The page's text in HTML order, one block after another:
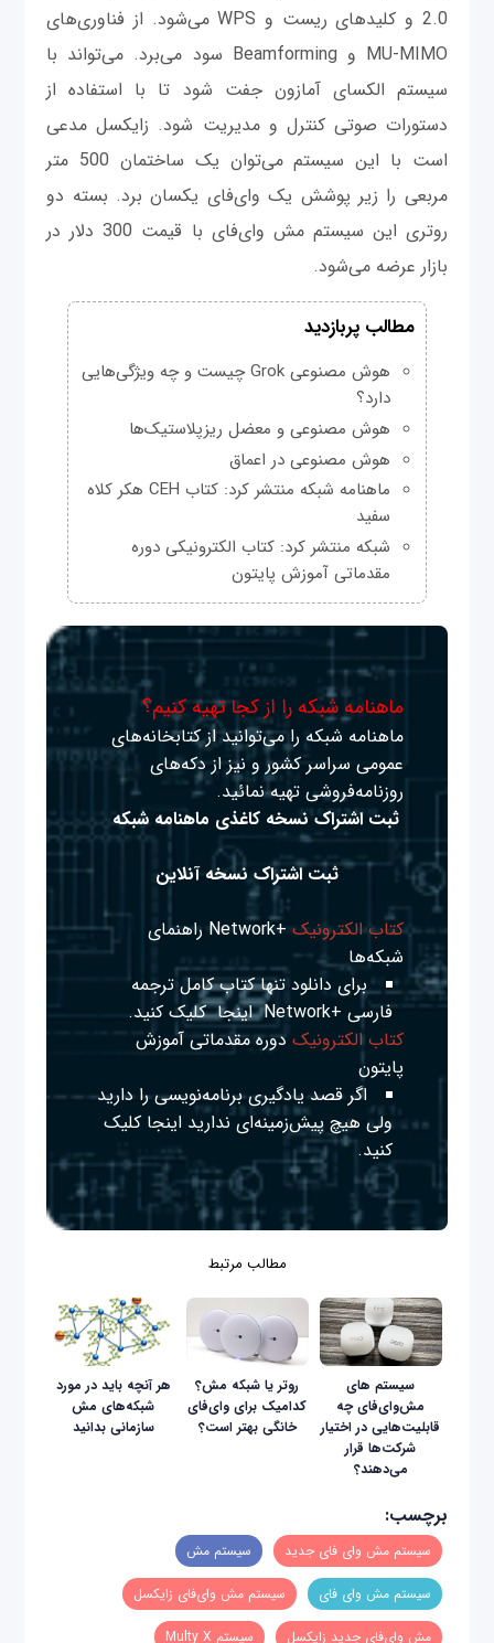
2.0 و کلیدهای ریست و WPS می‌شود. از فناوری‌های
MU-MIMO و Beamforming سود می‌برد. می‌تواند با
سیستم الکسای آمازون جفت شود تا با استفاده از
دستورات صوتی کنترل و مدیریت شود. زایکسل مدعی
است با این سیستم می‌توان یک ساختمان 500 متر
مربعی را زیر پوشش یک وای‌فای یکسان برد. بسته دو
روتری این سیستم مش وای‌فای با قیمت 300 دلار در
بازار عرضه می‌شود.
مطالب پربازدید
هوش مصنوعی Grok چیست و چه ویژگی‌هایی
دارد؟
هوش مصنوعی و معضل ریزپلاستیک‌ها
هوش مصنوعی در اعماق
ماهنامه شبکه منتشر کرد: کتاب CEH هکر کلاه
سفید
شبکه منتشر کرد: کتاب الکترونیکی دوره
مقدماتی آموزش پایتون
ماهنامه شبکه را از کجا تهیه کنیم؟
ماهنامه شبکه را می‌توانید از کتابخانه‌های
عمومی سراسر کشور و نیز از دکه‌های
روزنامه‌فروشی تهیه نمائید.
ثبت اشتراک نسخه کاغذی ماهنامه شبکه
ثبت اشتراک نسخه آنلاین
کتاب الکترونیک
+Network راهنمای
شبکه‌ها
برای دانلود تنها کتاب کامل ترجمه
فارسی +Network
اینجا کلیک کنید.
کتاب الکترونیک دوره مقدماتی آموزش
پایتون
اگر قصد یادگیری برنامه‌نویسی را دارید
ولی هیچ پیش‌زمینه‌ای نداریداینجا کلیک
کنید.
مطالب مرتبط
سیستم ‌های
مش‌وای‌فای چه
قابلیت‌هایی در اختیار
شرکت‌ها قرار
می‌دهند؟
روتر یا شبکه مش؟
کدامیک برای وای‌فای
خانگی بهتر است؟
هر آنچه باید در مورد
شبکه‌های مش
سازمانی بدانید
برچسب:
سیستم مش وای‌ فای جدید سیستم مش
سیستم مش وای‌ فای سیستم مش وای‌فای زایکسل
مش وای‌فای جدید زایکسل سیستم Multy X